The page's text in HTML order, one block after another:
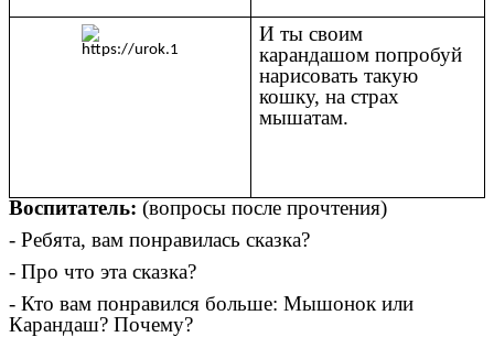
И ты своим
карандашом попробуй
нарисовать такую
кошку, на страх
мышатам.
Воспитатель: (вопросы после прочтения)
- Ребята, вам понравилась сказка?
- Про что эта сказка?
- Кто вам понравился больше: Мышонок или
Карандаш? Почему?